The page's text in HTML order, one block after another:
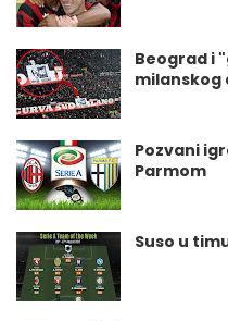
Beograd i
milanskog
Pozvani
Parmom
Suso u